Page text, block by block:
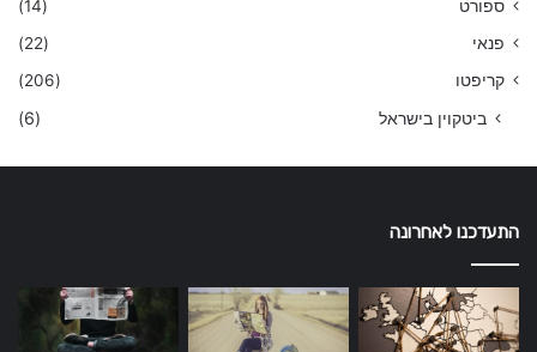
ספורט
(14)
פנאי
(22)
קריפטו
(206)
ביטקוין בישראל (6)
התעדכנו לאחרונה